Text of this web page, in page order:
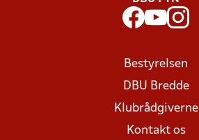
Bestyrelsen
DBU Bredde
Klubrådgiverne
Kontakt os